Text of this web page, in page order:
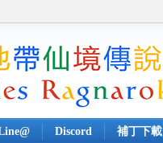
Discord 補丁下載